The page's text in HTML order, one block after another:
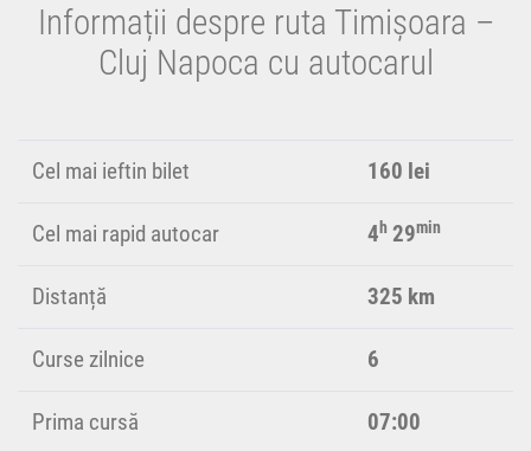
Informații despre ruta Timișoara –
Cluj Napoca cu autocarul
Cel mai ieftin bilet 160 lei
Cel mai rapid autocar 4h 29min
Distanță 325 km
Curse zilnice 6
Prima cursă 07:00